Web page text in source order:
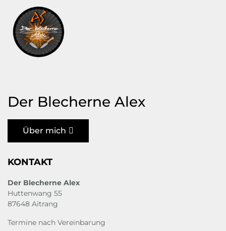
Der Blecherne Alex
Über mich
KONTAKT
Der Blecherne Alex
Huttenwang 55
87648 Aitrang
Termine nach Vereinbarung